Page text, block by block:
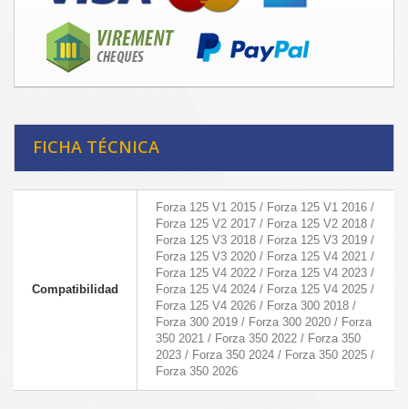
FICHA TÉCNICA
Compatibilidad
Forza 125 V1 2015 / Forza 125 V1 2016 /
Forza 125 V2 2017 / Forza 125 V2 2018 /
Forza 125 V3 2018 / Forza 125 V3 2019 /
Forza 125 V3 2020 / Forza 125 V4 2021 /
Forza 125 V4 2022 / Forza 125 V4 2023 /
Forza 125 V4 2024 / Forza 125 V4 2025 /
Forza 125 V4 2026 / Forza 300 2018 /
Forza 300 2019 / Forza 300 2020 / Forza
350 2021 / Forza 350 2022 / Forza 350
2023 / Forza 350 2024 / Forza 350 2025 /
Forza 350 2026